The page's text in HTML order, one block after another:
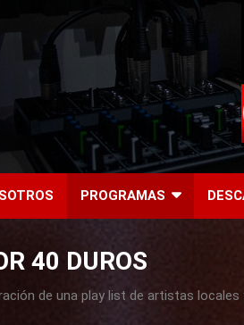
PROGRAMAS
40 DUROS
de una play list de artistas